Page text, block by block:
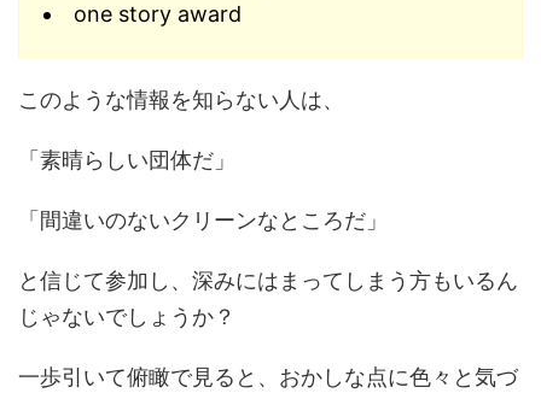
one story award
このような情報を知らない人は、
「素晴らしい団体だ」
「間違いのないクリーンなところだ」
と信じて参加し、深みにはまってしまう方もいるん
じゃないでしょうか？
一歩引いて俯瞰で見ると、おかしな点に色々と気づ